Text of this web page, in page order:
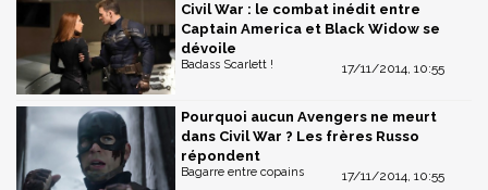
Civil War : le combat inédit entre
Captain America et Black Widow se
dévoile
17/11/2014, 10:55
Badass Scarlett !
Pourquoi aucun Avengers ne meurt
dans Civil War ? Les frères Russo
répondent
17/11/2014, 10:55
Bagarre entre copains